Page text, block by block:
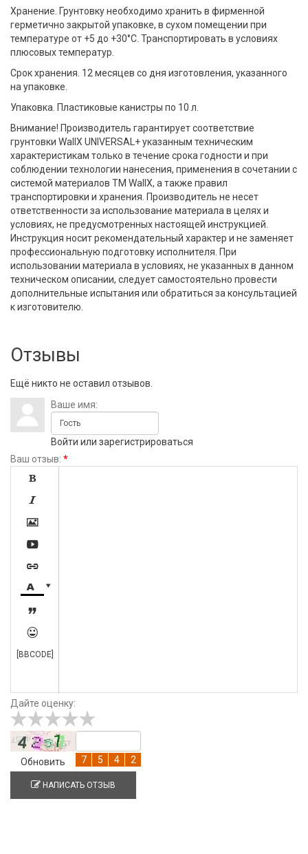
Хранение. Грунтовку необходимо хранить в фирменной
герметично закрытой упаковке, в сухом помещении при
температуре от +5 до +30°С. Транспортировать в условиях
плюсовых температур.
Срок хранения. 12 месяцев со дня изготовления, указанного
на упаковке.
Упаковка. Пластиковые канистры по 10 л.
Внимание! Производитель гарантирует соответствие
грунтовки WallX UNIVERSAL+ указанным техническим
характеристикам только в течение срока годности и при
соблюдении технологии нанесения, применения в сочетании с
системой материалов ТМ WallX, а также правил
транспортировки и хранения. Производитель не несет
ответственности за использование материала в целях и
условиях, не предусмотренных настоящей инструкцией.
Инструкция носит рекомендательный характер и не заменяет
профессиональную подготовку исполнителя. При
использовании материала в условиях, не указанных в данном
техническом описании, следует самостоятельно провести
дополнительные испытания или обратиться за консультацией
к изготовителю.
Отзывы
Ещё никто не оставил отзывов.
Ваше имя:
Войти или зарегистрироваться
Ваш отзыв: *









[BBCODE]
Дайте оценку:
Обновить
НАПИСАТЬ ОТЗЫВ